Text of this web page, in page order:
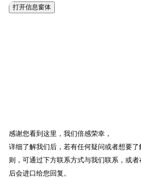
感谢您看到这里，我们倍感荣幸，
详细了解我们后，若有任何疑问或者想要
则，可通过下方联系方式与我们联系，或
后会进口给您回复。